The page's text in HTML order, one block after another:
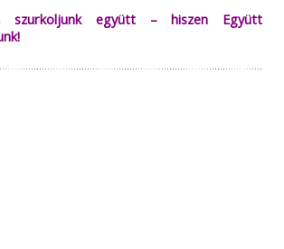
szurkoljunk együtt – hiszen Együtt